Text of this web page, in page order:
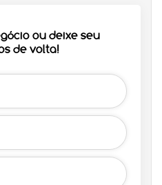
ou deixe seu
de volta!